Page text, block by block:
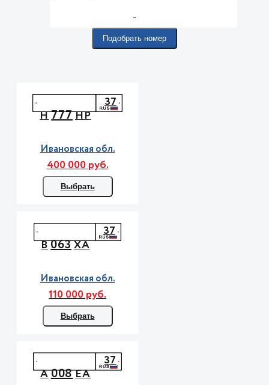
-
Подобрать номер
Н777НР
37
Ивановская обл.
400 000 руб.
Выбрать
В063ХА
37
Ивановская обл.
110 000 руб.
Выбрать
А008ЕА
37